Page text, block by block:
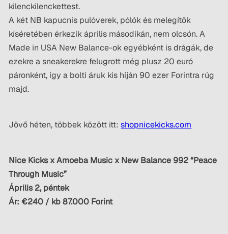
kilenckilenckettest.
A két NB kapucnis pulóverek, pólók és melegítők
kíséretében érkezik április másodikán, nem olcsón. A
Made in USA New Balance-ok egyébként is drágák, de
ezekre a sneakerekre felugrott még plusz 20 euró
páronként, így a bolti áruk kis híján 90 ezer Forintra rúg
majd.
Jövő héten, többek között itt:shopnicekicks.com
Nice Kicks x Amoeba Music x New Balance 992 “Peace
Through Music”
Április 2, péntek
Ár: €240 / kb 87.000 Forint